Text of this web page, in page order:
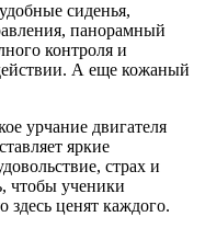
сиденья,
панорамный
контроля и
А еще кожаный
урчание двигателя
яркие
страх и
чтобы ученики
здесь ценят каждого.